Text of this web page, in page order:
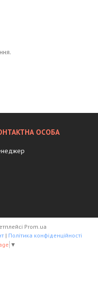
Prom.ua
| Політика конфіденційності
▼